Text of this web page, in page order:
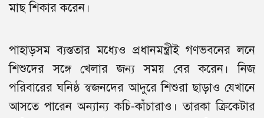
মাছ শিকার করেন।
পাহাড়সম ব্যস্ততার মধ্যেও প্রধানমন্ত্রীই গণভবনের লনে
শিশুদের সঙ্গে খেলার জন্য সময় বের করেন। নিজ
পরিবারের ঘনিষ্ঠ স্বজনদের আদুরে শিশুরা ছাড়াও যেখানে
আসতে পারেন অন্যান্য কচি-কাঁচারাও। তারকা ক্রিকেটার